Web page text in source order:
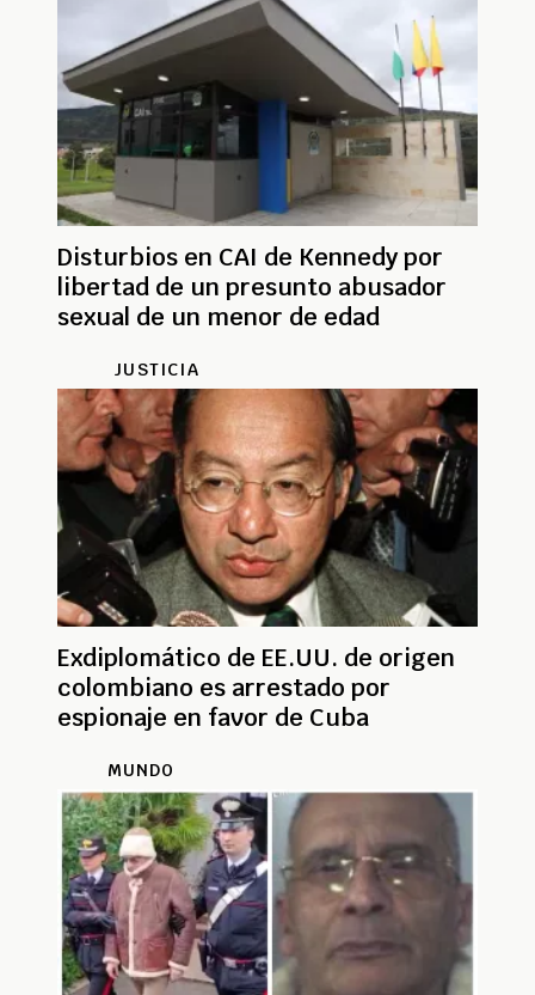
Disturbios en CAI de Kennedy por
libertad de un presunto abusador
sexual de un menor de edad
JUSTICIA
Exdiplomático de EE.UU. de origen
colombiano es arrestado por
espionaje en favor de Cuba
MUNDO